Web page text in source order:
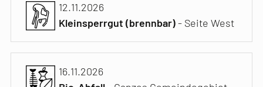
12.11.2026
Kleinsperrgut (brennbar)- Seite West
16.11.2026